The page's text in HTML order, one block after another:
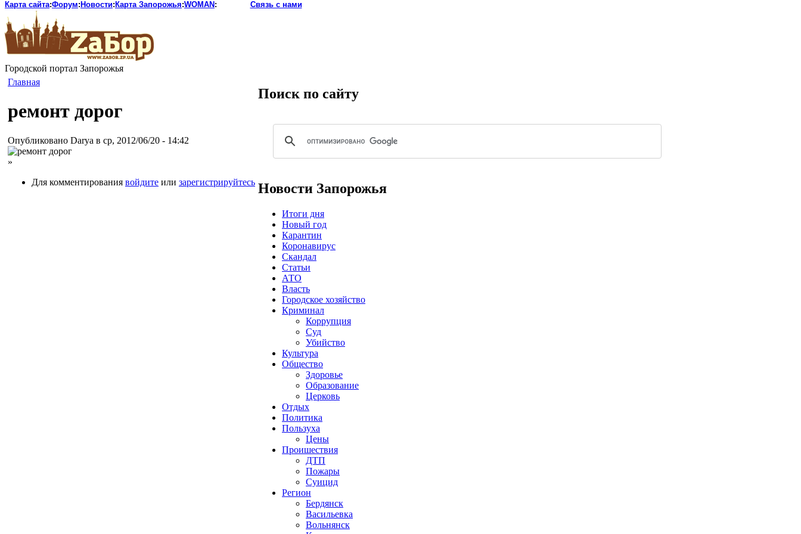
Карта сайта:Форум: Новости: Карта Запорожья:WOMAN : Связь с нами
Городской портал Запорожья
Главная
ремонт дорог
Опубликовано Darya в ср, 2012/06/20 - 14:42
»
Для комментирования войдите или зарегистрируйтесь
Поиск по сайту
Новости Запорожья
Итоги дня
Новый год
Карантин
Коронавирус
Скандал
Статьи
АТО
Власть
Городское хозяйство
Криминал
Коррупция
Суд
Убийство
Культура
Общество
Здоровье
Образование
Церковь
Отдых
Политика
Пользуха
Цены
Проишествия
ДТП
Пожары
Суицид
Регион
Бердянск
Васильевка
Вольнянск